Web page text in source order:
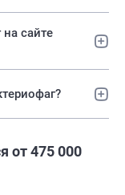
сайте
от 475 000